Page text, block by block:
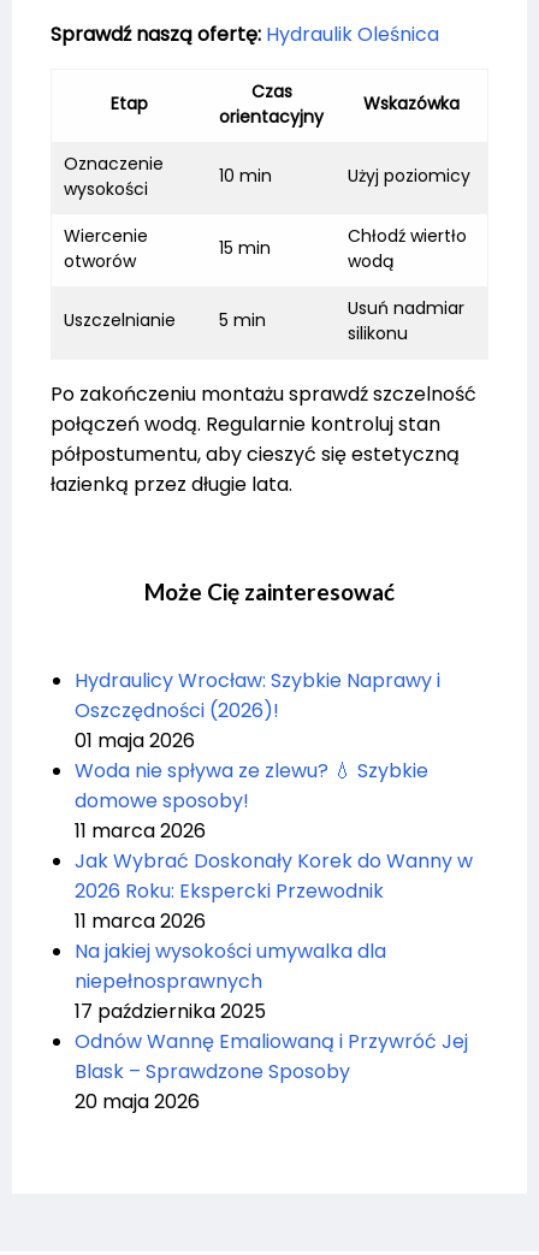
Sprawdź naszą ofertę: Hydraulik Oleśnica
Etap
Czas
orientacyjny
Wskazówka
Oznaczenie
wysokości
10 min Użyj poziomicy
Wiercenie
otworów
15 min
Chłodź wiertło
wodą
Uszczelnianie 5 min
Usuń nadmiar
silikonu
Po zakończeniu montażu sprawdź szczelność
połączeń wodą. Regularnie kontroluj stan
półpostumentu, aby cieszyć się estetyczną
łazienką przez długie lata.
Może Cię zainteresować
Hydraulicy Wrocław: Szybkie Naprawy i
Oszczędności (2026)!
01 maja 2026
Woda nie spływa ze zlewu? 💧 Szybkie
domowe sposoby!
11 marca 2026
Jak Wybrać Doskonały Korek do Wanny w
2026 Roku: Ekspercki Przewodnik
11 marca 2026
Na jakiej wysokości umywalka dla
niepełnosprawnych
17 października 2025
Odnów Wannę Emaliowaną i Przywróć Jej
Blask – Sprawdzone Sposoby
20 maja 2026